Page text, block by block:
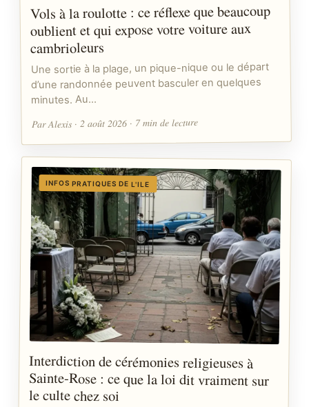
Vols à la roulotte : ce réflexe que beaucoup
oublient et qui expose votre voiture aux
cambrioleurs
Une sortie à la plage, un pique-nique ou le départ
d’une randonnée peuvent basculer en quelques
minutes. Au…
Par Alexis · 2 août 2026 · 7 min de lecture
INFOS PRATIQUES DE L'ILE
Interdiction de cérémonies religieuses à
Sainte-Rose : ce que la loi dit vraiment sur
le culte chez soi